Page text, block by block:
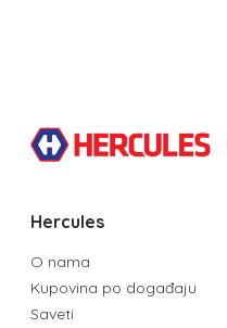
Hercules
O nama
Kupovina po događaju
Saveti